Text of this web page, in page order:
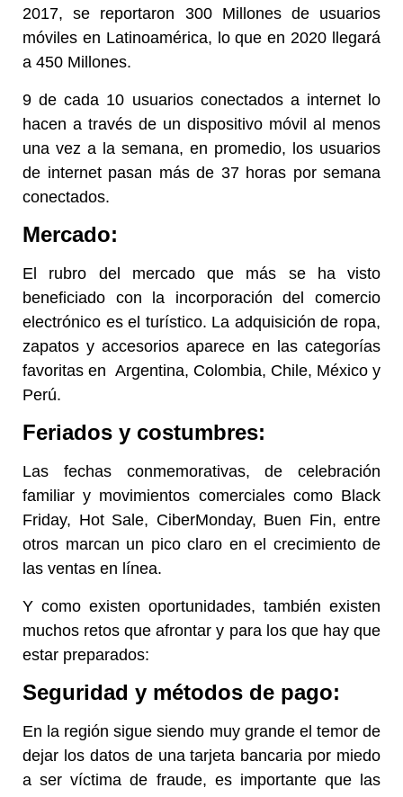
2017, se reportaron 300 Millones de usuarios
móviles en Latinoamérica, lo que en 2020 llegará
a 450 Millones.
9 de cada 10 usuarios conectados a internet lo
hacen a través de un dispositivo móvil al menos
una vez a la semana, en promedio, los usuarios
de internet pasan más de 37 horas por semana
conectados.
Mercado:
El rubro del mercado que más se ha visto
beneficiado con la incorporación del comercio
electrónico es el turístico. La adquisición de ropa,
zapatos y accesorios aparece en las categorías
favoritas en Argentina, Colombia, Chile, México y
Perú.
Feriados y costumbres:
Las fechas conmemorativas, de celebración
familiar y movimientos comerciales como Black
Friday, Hot Sale, CiberMonday, Buen Fin, entre
otros marcan un pico claro en el crecimiento de
las ventas en línea.
Y como existen oportunidades, también existen
muchos retos que afrontar y para los que hay que
estar preparados:
Seguridad y métodos de pago:
En la región sigue siendo muy grande el temor de
dejar los datos de una tarjeta bancaria por miedo
a ser víctima de fraude, es importante que las